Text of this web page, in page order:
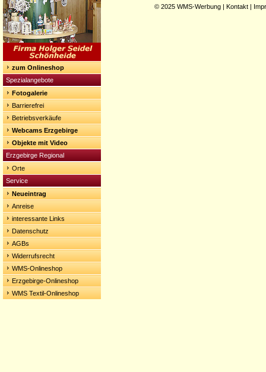
zum Onlineshop
Spezialangebote
Fotogalerie
Barrierefrei
Betriebsverkäufe
Webcams Erzgebirge
Objekte mit Video
Erzgebirge Regional
Orte
Service
Neueintrag
Anreise
interessante Links
Datenschutz
AGBs
Widerrufsrecht
WMS-Onlineshop
Erzgebirge-Onlineshop
WMS Textil-Onlineshop
© 2025 WMS-Werbung | Kontakt |